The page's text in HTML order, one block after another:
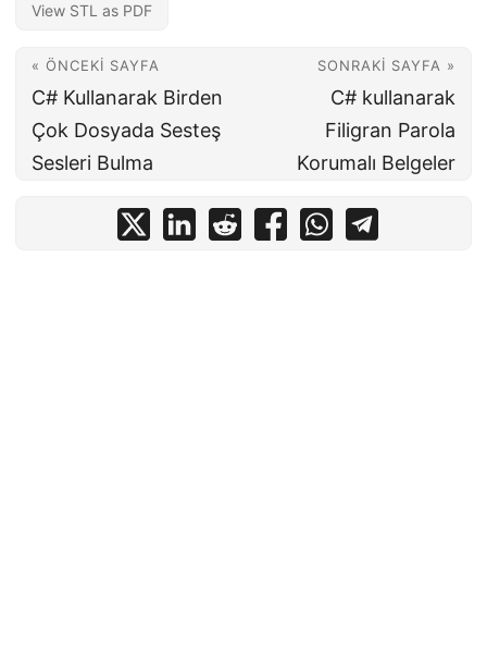
View STL as PDF
« ÖNCEKI SAYFA
C# Kullanarak Birden
Çok Dosyada Sesteş
Sesleri Bulma
SONRAKI SAYFA »
C# kullanarak
Filigran Parola
Korumalı Belgeler